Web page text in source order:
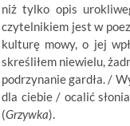
niż tylko opis
czytelnikiem jest w
kulturę mowy, o jej
skreśliłem niewielu,
podrzynanie gardła. /
dla ciebie / ocalić
(Grzywka).